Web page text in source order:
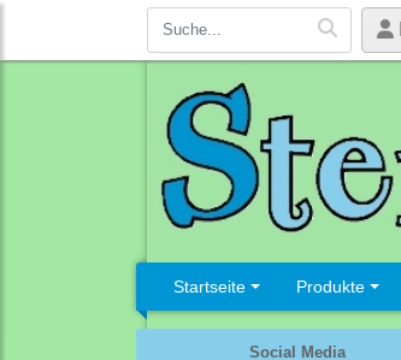
Startseite Produkte
Social Media